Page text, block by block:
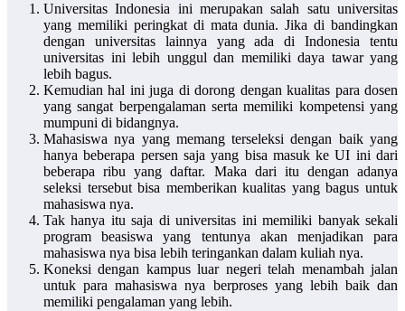
Universitas Indonesia ini merupakan salah satu universitas
yang memiliki peringkat di mata dunia. Jika di bandingkan
dengan universitas lainnya yang ada di Indonesia tentu
universitas ini lebih unggul dan memiliki daya tawar yang
lebih bagus.
Kemudian hal ini juga di dorong dengan kualitas para dosen
yang sangat berpengalaman serta memiliki kompetensi yang
mumpuni di bidangnya.
Mahasiswa nya yang memang terseleksi dengan baik yang
hanya beberapa persen saja yang bisa masuk ke UI ini dari
beberapa ribu yang daftar. Maka dari itu dengan adanya
seleksi tersebut bisa memberikan kualitas yang bagus untuk
mahasiswa nya.
Tak hanya itu saja di universitas ini memiliki banyak sekali
program beasiswa yang tentunya akan menjadikan para
mahasiswa nya bisa lebih teringankan dalam kuliah nya.
Koneksi dengan kampus luar negeri telah menambah jalan
untuk para mahasiswa nya berproses yang lebih baik dan
memiliki pengalaman yang lebih.